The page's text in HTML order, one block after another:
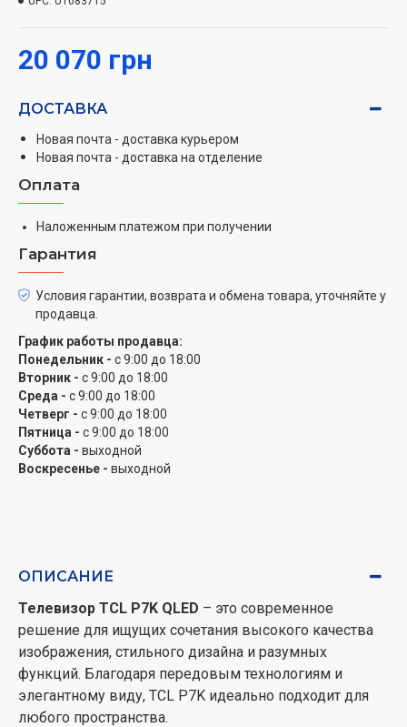
миллиарда оттенков, обеспечивая 93% покрытия
HDR10+ гарантирует высокую контрастность и
реалистичной. Технология HVA панели обеспечивает
улучшенный контраст, что особенно заметно в
темных сценах.
Тонкий и элегантный дизайн
TCL P7K отличается ультратонким безрамочным
дизайном с металлическим корпусом. Этот стильный
вид позволяет телевизору гармонично вписаться в
настоящее произведение искусства. Телевизоры
серии можно устанавливать как на подставке, так и
на стене, что обеспечивает гибкость размещения.
Умные функции с Google TV
СерияP7Kработает на платформе Google TV, которая
бесплатная аккаунт TCL и стабильное подключение к
Защита зрения для комфортного просмотра
TCL P7Kоснащен технологиями защиты глаз, такими
как уменьшение синего света, оптимизация
естественного освещения и функция Flicker-Free,
20 070 грн
ДОСТАВКА
Новая почта - доставка курьером
Новая почта - доставка на отделение
Оплата
Наложенным платежом при получении
Гарантия
Условия гарантии, возврата и обмена товара, уточняйте у
продавца.
График работы продавца:
Понедельник - с 9:00 до 18:00
Вторник - с 9:00 до 18:00
Среда - с 9:00 до 18:00
Четверг - с 9:00 до 18:00
Пятница - с 9:00 до 18:00
Суббота - выходной
Воскресенье - выходной
ОПИСАНИЕ
Телевизор TCL P7K QLED – это современное
решение для ищущих сочетания высокого качества
изображения, стильного дизайна и разумных
функций. Благодаря передовым технологиям и
элегантному виду, TCL P7K идеально подходит для
любого пространства.